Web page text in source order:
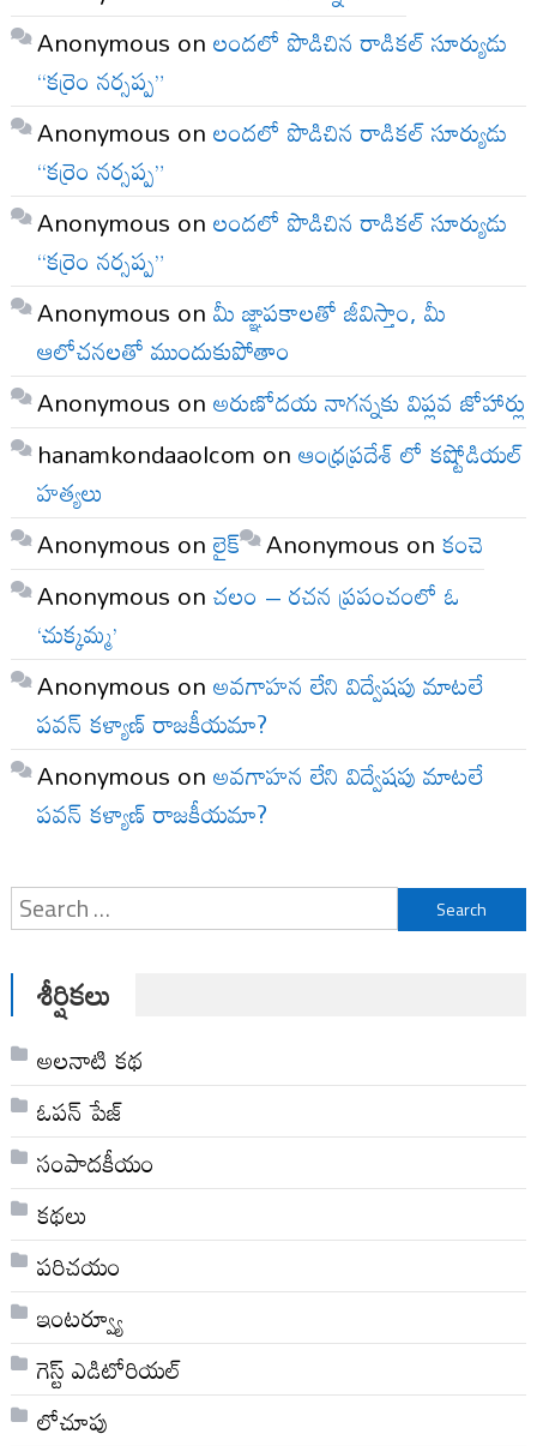
Anonymous onలందలో పొడిచిన రాడికల్ సూర్యుడు
“కర్రెం నర్సప్ప”
Anonymous onలందలో పొడిచిన రాడికల్ సూర్యుడు
“కర్రెం నర్సప్ప”
Anonymous onలందలో పొడిచిన రాడికల్ సూర్యుడు
“కర్రెం నర్సప్ప”
Anonymous onమీ జ్ఞాపకాలతో జీవిస్తాం, మీ
ఆలోచనలతో ముందుకుపోతాం
Anonymous onఅరుణోదయ నాగన్నకు విప్లవ జోహార్లు
hanamkondaaolcom onఆంధ్రప్రదేశ్ లో కష్టోడియల్
హత్యలు
Anonymous onలైక్ Anonymous onకంచె
Anonymous onచలం – రచన ప్రపంచంలో ఓ
‘చుక్కమ్మ’
Anonymous onఅవగాహన లేని విద్వేషపు మాటలే
పవన్ కళ్యాణ్ రాజకీయమా?
Anonymous onఅవగాహన లేని విద్వేషపు మాటలే
పవన్ కళ్యాణ్ రాజకీయమా?
Search
for:
శీర్షికలు
అల‌నాటి క‌థ‌
ఓపన్ పేజ్
సంపాదకీయం
కథలు
పరిచయం
ఇంటర్వ్యూ
గెస్ట్ ఎడిటోరియల్
లోచూపు